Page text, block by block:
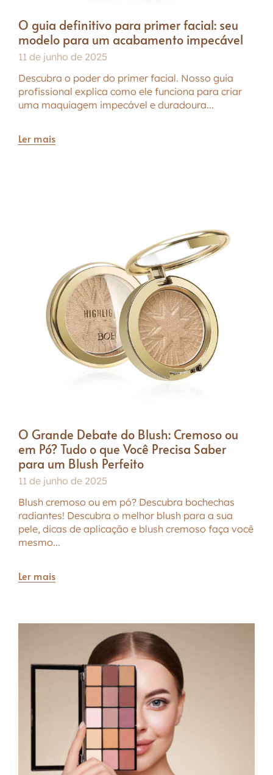
O guia definitivo para primer facial: seu
modelo para um acabamento impecável
11 de junho de 2025
Descubra o poder do primer facial. Nosso guia
profissional explica como ele funciona para criar
uma maquiagem impecável e duradoura...
Ler mais
O Grande Debate do Blush: Cremoso ou
em Pó? Tudo o que Você Precisa Saber
para um Blush Perfeito
11 de junho de 2025
Blush cremoso ou em pó? Descubra bochechas
radiantes! Descubra o melhor blush para a sua
pele, dicas de aplicação e blush cremoso faça você
mesmo...
Ler mais